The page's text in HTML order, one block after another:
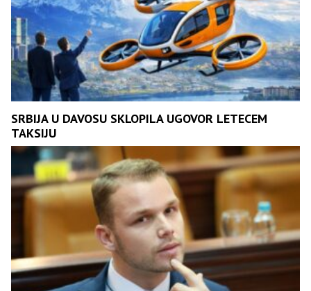
SRBIJA U DAVOSU SKLOPILA UGOVOR LETECEM
TAKSIJU